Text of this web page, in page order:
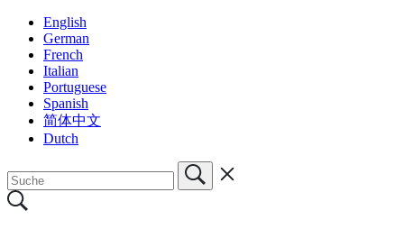
English
German
French
Italian
Portuguese
Spanish
简体中文
Dutch